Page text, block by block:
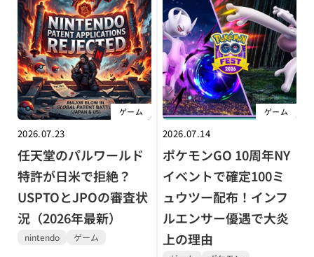
ゲーム
2026.07.23
任天堂のパルワールド
特許が日米で拒絶？
USPTOとJPOの審査状
況（2026年最新）
nintendo ゲーム
ゲーム
2026.07.14
ポケモンGO 10周年NY
イベントで確定100ミ
ュウツー配布！インフ
ルエンサー優遇で大炎
上の理由